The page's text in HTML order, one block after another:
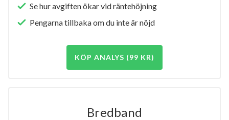
Se hur avgiften ökar vid räntehöjning
Pengarna tillbaka om du inte är nöjd
KÖP ANALYS (99 KR)
Bredband